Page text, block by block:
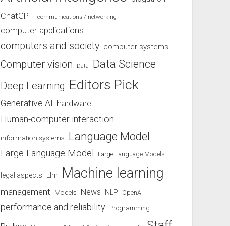
ChatGPT communications / networking
computer applications
computers and society computer systems
Computer vision Data Data Science
Deep Learning Editors Pick
Generative AI hardware
Human-computer interaction
information systems Language Model
Large Language Model Large Language Models
legal aspects Llm Machine learning
management Models News NLP OpenAI
performance and reliability Programming